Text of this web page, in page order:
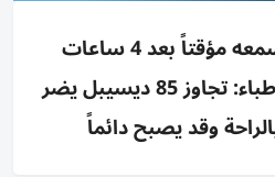
طالب صيني فقد سمعه مؤقتاً بعد 4 ساعات
وسط ضجيج الزيز؛ الأطباء: تجاوز 85 ديسيبل يضر
وقد يصبح دائماً